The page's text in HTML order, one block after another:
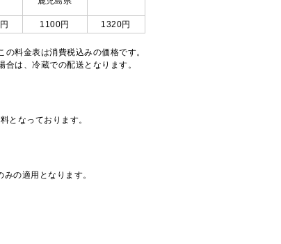
1100円 1320円
の料金表は消費税込みの価格です。
は、冷蔵での配送となります。
となっております。
の適用となります。